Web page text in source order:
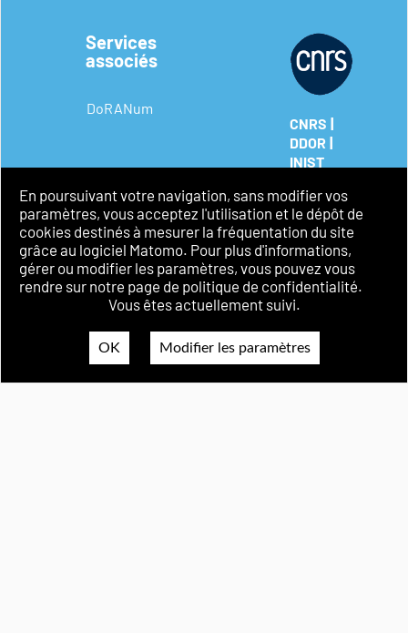
Lire toutes les actualités
Services
associés
DoRANum
CNRS |
DDOR |
INIST
Mentions
légales
Politique de
confidentialité
Accessibilité
En poursuivant votre navigation, sans modifier vos
paramètres, vous acceptez l'utilisation et le dépôt de
cookies destinés à mesurer la fréquentation du site
grâce au logiciel Matomo. Pour plus d'informations,
gérer ou modifier les paramètres, vous pouvez vous
rendre sur notre page de politique de confidentialité.
Vous êtes actuellement suivi.
OK Modifier les paramètres